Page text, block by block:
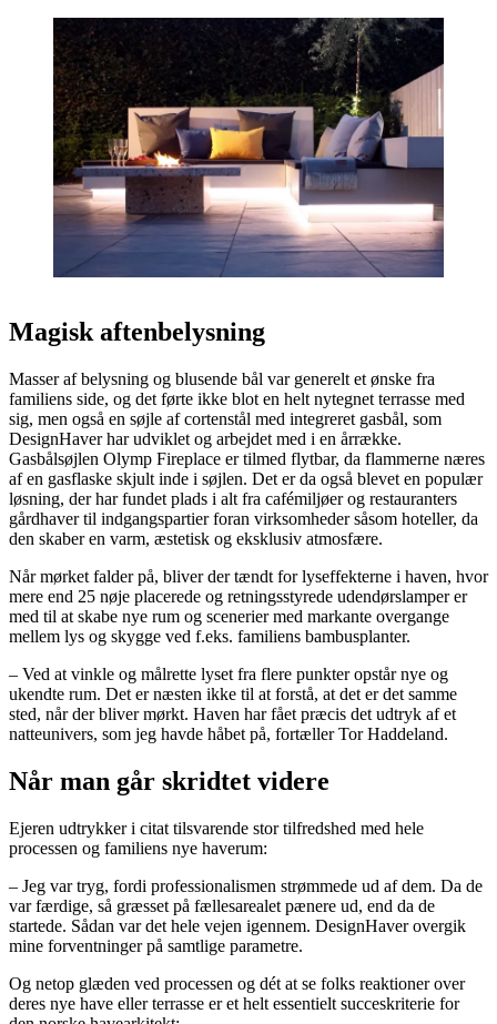
Magisk aftenbelysning
Masser af belysning og blusende bål var generelt et ønske fra
familiens side, og det førte ikke blot en helt nytegnet terrasse med
sig, men også en søjle af cortenstål med integreret gasbål, som
DesignHaver har udviklet og arbejdet med i en årrække.
Gasbålsøjlen Olymp Fireplace er tilmed flytbar, da flammerne næres
af en gasflaske skjult inde i søjlen. Det er da også blevet en populær
løsning, der har fundet plads i alt fra cafémiljøer og restauranters
gårdhaver til indgangspartier foran virksomheder såsom hoteller, da
den skaber en varm, æstetisk og eksklusiv atmosfære.
Når mørket falder på, bliver der tændt for lyseffekterne i haven, hvor
mere end 25 nøje placerede og retningsstyrede udendørslamper er
med til at skabe nye rum og scenerier med markante overgange
mellem lys og skygge ved f.eks. familiens bambusplanter.
– Ved at vinkle og målrette lyset fra flere punkter opstår nye og
ukendte rum. Det er næsten ikke til at forstå, at det er det samme
sted, når der bliver mørkt. Haven har fået præcis det udtryk af et
natteunivers, som jeg havde håbet på, fortæller Tor Haddeland.
Når man går skridtet videre
Ejeren udtrykker i citat tilsvarende stor tilfredshed med hele
processen og familiens nye haverum:
– Jeg var tryg, fordi professionalismen strømmede ud af dem. Da de
var færdige, så græsset på fællesarealet pænere ud, end da de
startede. Sådan var det hele vejen igennem. DesignHaver overgik
mine forventninger på samtlige parametre.
Og netop glæden ved processen og dét at se folks reaktioner over
deres nye have eller terrasse er et helt essentielt succeskriterie for